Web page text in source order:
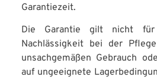
Garantiezeit.
Die Garantie gilt nicht
Nachlässigkeit bei der
unsachgemäßen Gebrauch
auf ungeeignete